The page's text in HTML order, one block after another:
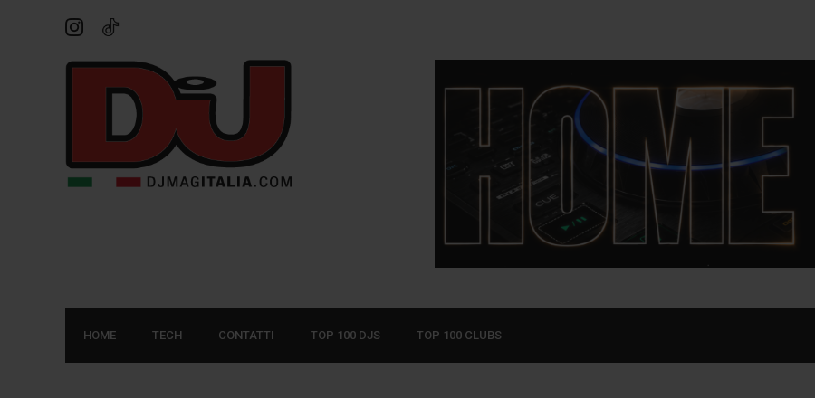
HOME TECH CONTATTI TOP 100 DJS TOP 100 CLUBS